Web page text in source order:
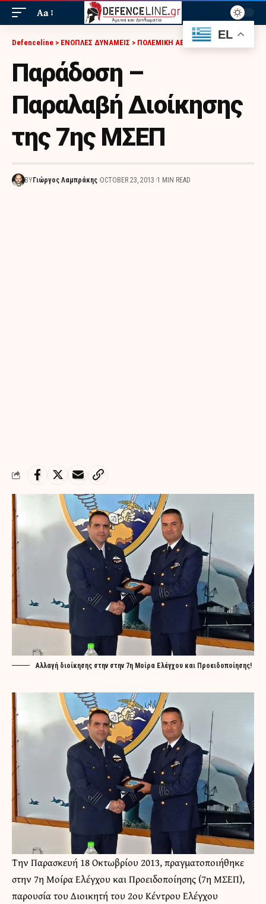
Aa
Defenceline > ΕΝΟΠΛΕΣ ΔΥΝΑΜΕΙΣ > ΠΟΛΕΜΙΚΗ ΑΕΡΟΠΟΡΙΑ
Παράδοση –
Παραλαβή Διοίκησης
της 7ης ΜΣΕΠ
BY Γιώργος Λαμπράκης OCTOBER 23, 2013 1 MIN READ
Αλλαγή διοίκησης στην στην 7η Μοίρα Ελέγχου και Προειδοποίησης!
Την Παρασκευή 18 Οκτωβρίου 2013, πραγματοποιήθηκε
στην 7η Μοίρα Ελέγχου και Προειδοποίησης (7η ΜΣΕΠ),
παρουσία του Διοικητή του 2ου Κέντρου Ελέγχου
EL